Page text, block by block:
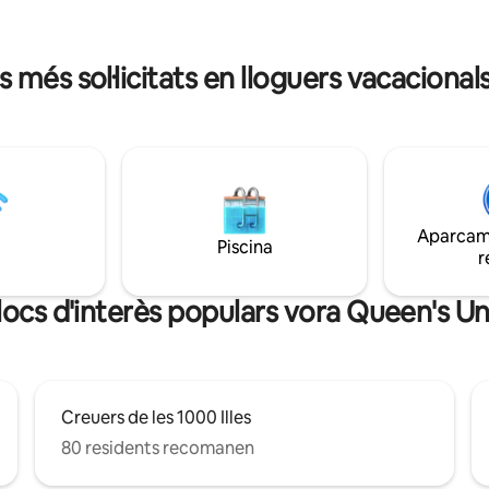
aparcament inclòs!
més sol·licitats en lloguers
Piscina
d'interès populars vora Queen's
Creuers de les 1000 Illes
80 residents recomanen